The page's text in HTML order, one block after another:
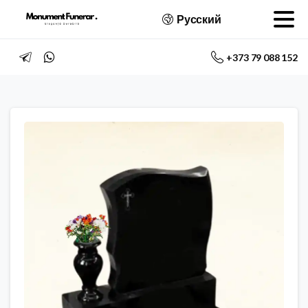
Русский
+373 79 088 152